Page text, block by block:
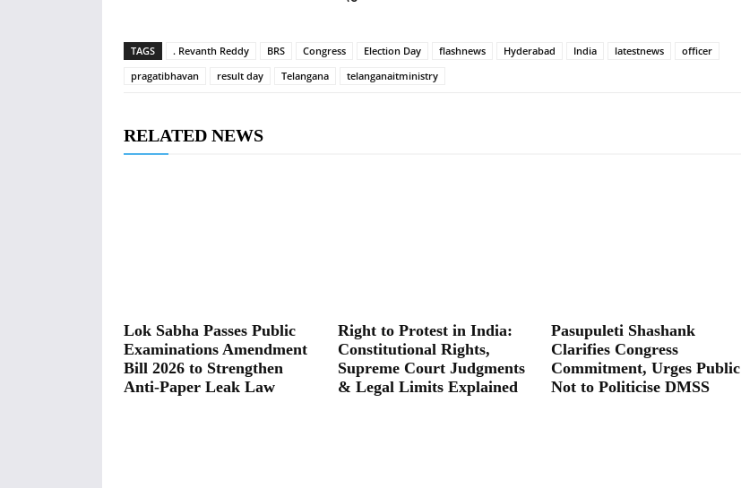
TAGS . Revanth Reddy BRS Congress Election Day flashnews Hyderabad India latestnews
officer
pragatibhavan
result day Telangana telanganaitministry
RELATED NEWS
Lok Sabha Passes Public
Examinations Amendment
Bill 2026 to Strengthen
Anti-Paper Leak Law
Right to Protest in India:
Constitutional Rights,
Supreme Court Judgments
& Legal Limits Explained
Pasupuleti Shashank
Clarifies Congress
Commitment, Urges Public
Not to Politicise DMSS